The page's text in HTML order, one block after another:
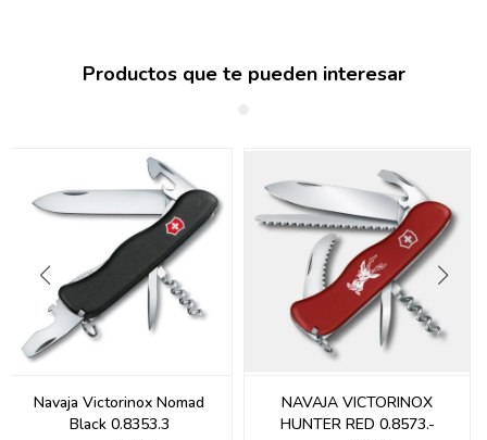
Productos que te pueden interesar
Navaja Victorinox Nomad
Black 0.8353.3
NAVAJA VICTORINOX
HUNTER RED 0.8573.-